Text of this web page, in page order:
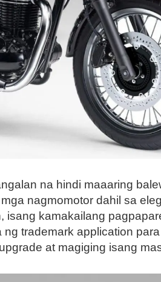
na hindi maaaring
nagmomotor dahil sa
kamakailang
trademark application
at magiging isang